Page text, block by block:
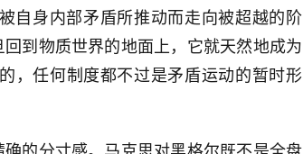
身内部矛盾所推动而走向被超越的阶
到物质世界的地面上，它就天然地成为
，任何制度都不过是矛盾运动的暂时形